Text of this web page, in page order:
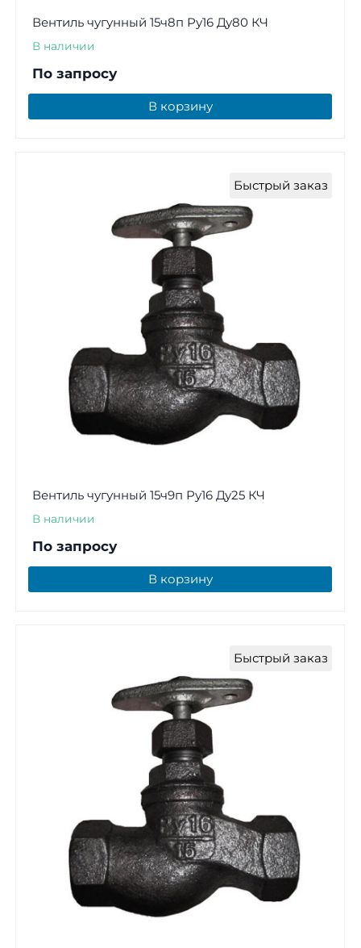
Вентиль чугунный 15ч8п Ру16 Ду80 КЧ
В наличии
По запросу
В корзину
Быстрый заказ
Вентиль чугунный 15ч9п Ру16 Ду25 КЧ
В наличии
По запросу
В корзину
Быстрый заказ